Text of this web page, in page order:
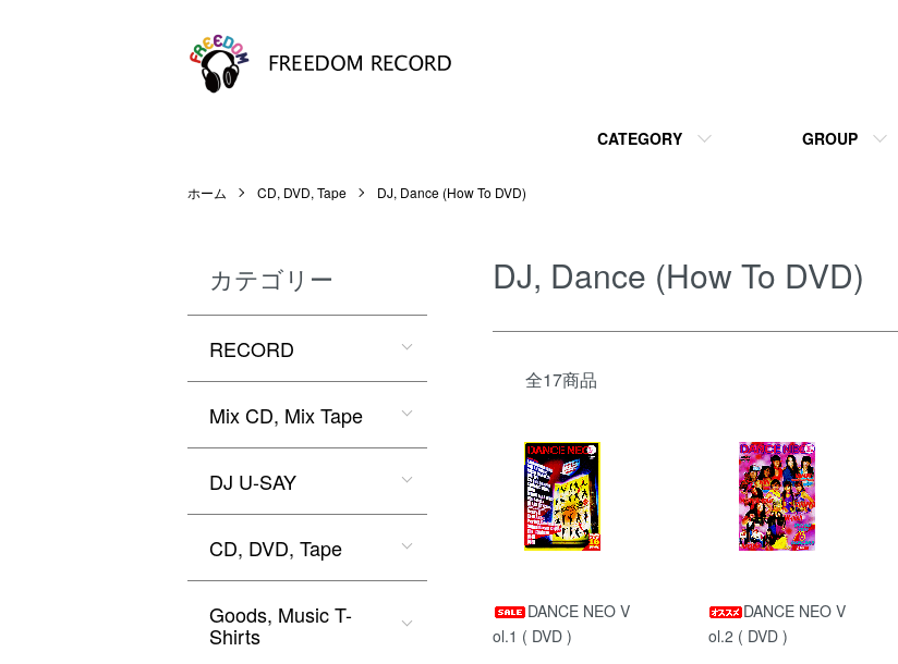
CATEGORY GROUP
ホーム CD, DVD, Tape DJ, Dance (How To DVD)
DJ, Dance (How To DVD)
全17商品
DANCE NEO V
ol.1 ( DVD )
DANCE NEO V
ol.2 ( DVD )
カテゴリー
RECORD
Mix CD, Mix Tape
DJ U-SAY
CD, DVD, Tape
Goods, Music T-
Shirts